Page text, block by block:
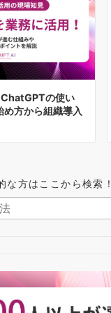
ChatGPTの使い
方から組織導入
な方はここから検索！